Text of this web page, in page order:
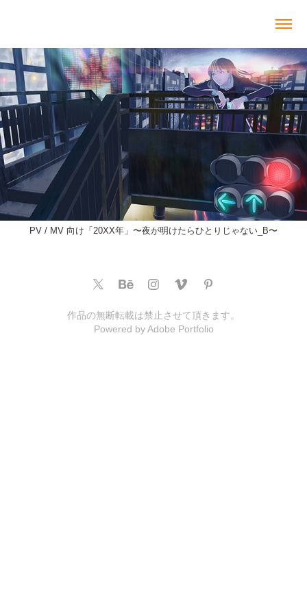
PV / MV 向け「20XX年」〜夜が明けたらひとりじゃない_B〜
作品の無断転載は禁止させて頂きます。
Powered byAdobe Portfolio